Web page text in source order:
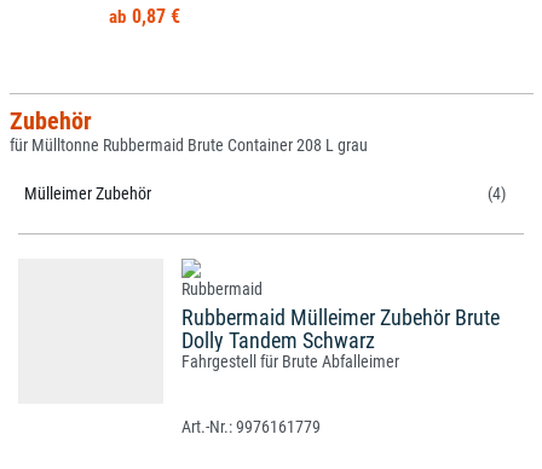
0,87 €
Zubehör
für Mülltonne Rubbermaid Brute Container 208 L grau
Mülleimer Zubehör (4)
Rubbermaid Mülleimer Zubehör Brute
Dolly Tandem Schwarz
Fahrgestell für Brute Abfalleimer
9976161779